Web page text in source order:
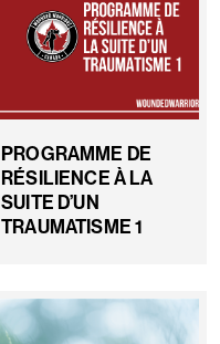
PROGRAMME DE
RÉSILIENCE À LA
SUITE D’UN
TRAUMATISME 1